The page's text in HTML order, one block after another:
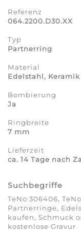
Referenz
064.2200.D30.XX
Typ
Partnerring
Material
Edelstahl, Keramik
Bombierung
Ja
Ringbreite
7 mm
Lieferzeit
ca. 14 Tage nach
Suchbegriffe
TeNo 306406,
Partnerringe,
kaufen, Schmuck
kostenlose Gravur